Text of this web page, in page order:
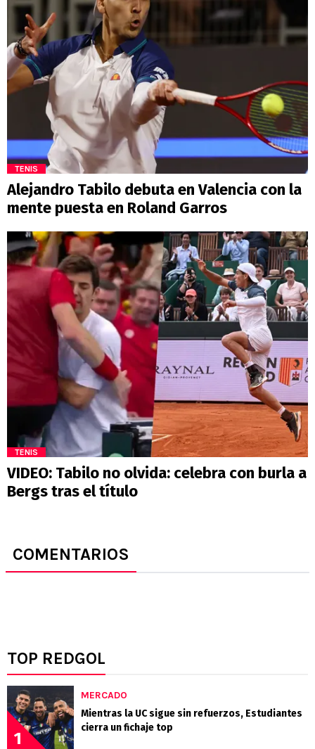
TENIS
Alejandro Tabilo debuta en Valencia con la
mente puesta en Roland Garros
TENIS
VIDEO: Tabilo no olvida: celebra con burla a
Bergs tras el título
COMENTARIOS
TOP REDGOL
1
MERCADO
Mientras la UC sigue sin refuerzos, Estudiantes
cierra un fichaje top